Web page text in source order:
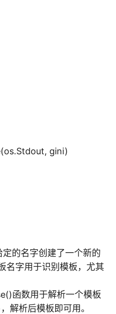
gini)
的名字创建了一个新的
字用于识别模板，尤其
函数用于解析一个模板
解析后模板即可用。